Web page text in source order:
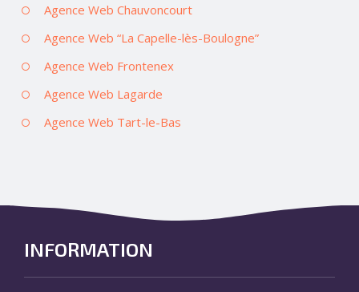
Agence Web Chauvoncourt
Agence Web “La Capelle-lès-Boulogne”
Agence Web Frontenex
Agence Web Lagarde
Agence Web Tart-le-Bas
INFORMATION